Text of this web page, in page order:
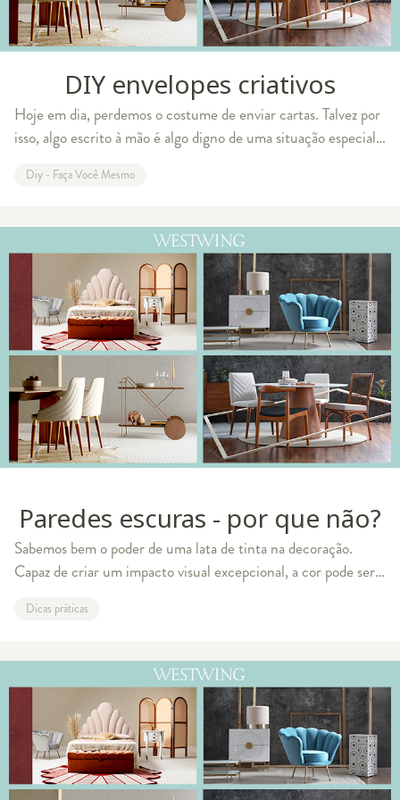
DIY envelopes criativos
Hoje em dia, perdemos o costume de enviar cartas. Talvez por
isso, algo escrito à mão é algo digno de uma situação especial.
um vídeo DIY de e
Diy - Faça Você Mesmo
Paredes escuras - por que não?
Sabemos bem o poder de uma lata de tinta na decoração.
Capaz de criar um impacto visual excepcional, a cor pode ser o
para o espaço. Você já
Dicas práticas